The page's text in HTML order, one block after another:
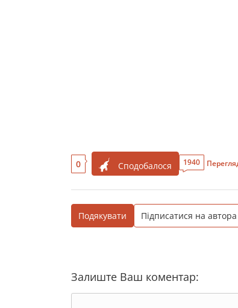
0 Сподобалося 1940
Подякувати Підписатися на автора
Залиште Ваш коментар: